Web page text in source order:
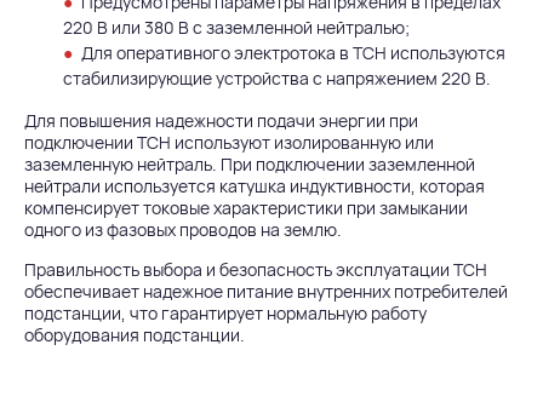
220 В или 380 В с заземленной нейтралью;
Для оперативного электротока в ТСН используются
стабилизирующие устройства с напряжением 220 В.
Для повышения надежности подачи энергии при
подключении ТСН используют изолированную или
заземленную нейтраль. При подключении заземленной
нейтрали используется катушка индуктивности, которая
компенсирует токовые характеристики при замыкании
одного из фазовых проводов на землю.
Правильность выбора и безопасность эксплуатации ТСН
обеспечивает надежное питание внутренних потребителей
подстанции, что гарантирует нормальную работу
оборудования подстанции.